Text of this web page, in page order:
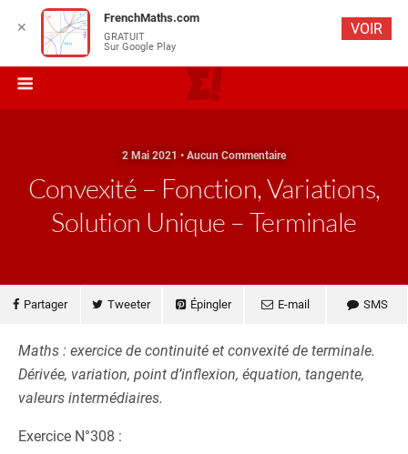
2 Mai 2021 • Aucun Commentaire
Convexité – Fonction, Variations,
Solution Unique – Terminale
Partager Tweeter Épingler E-mail SMS
Maths : exercice de continuité et convexité de terminale.
Dérivée, variation, point d’inflexion, équation, tangente,
valeurs intermédiaires.
Exercice N°308 :
✕
FrenchMaths.com
GRATUIT
Sur Google Play
VOIR